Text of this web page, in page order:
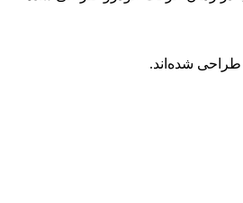
طراحی شده‌اند.